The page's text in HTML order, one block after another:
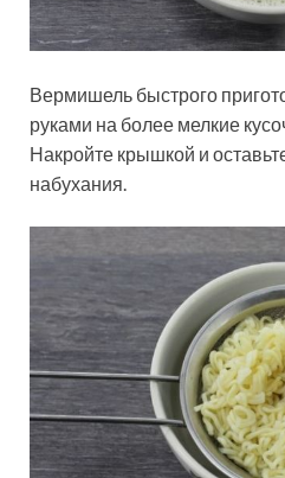
Вермишель быстрого
руками на более мелкие
Накройте крышкой и
набухания.